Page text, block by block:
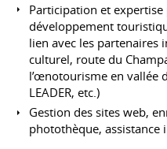
Participation et
développement
lien avec les partenaires
culturel, route du
l’œnotourisme en vallée
LEADER, etc.)
Gestion des sites web,
photothèque,